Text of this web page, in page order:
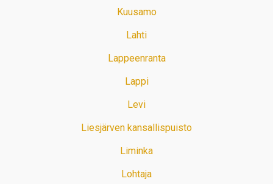
Kuusamo
Lahti
Lappeenranta
Lappi
Levi
Liesjärven kansallispuisto
Liminka
Lohtaja